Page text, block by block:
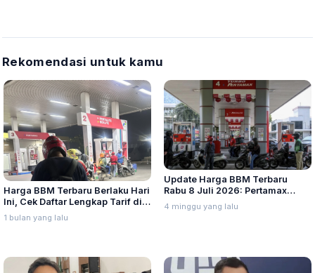
Rekomendasi untuk kamu
Harga BBM Terbaru Berlaku Hari
Ini, Cek Daftar Lengkap Tarif di
Seluruh Indonesia
1 bulan yang lalu
Update Harga BBM Terbaru
Rabu 8 Juli 2026: Pertamax
Turbo, Dexlite, dan Pertamina
Dex Turun
4 minggu yang lalu